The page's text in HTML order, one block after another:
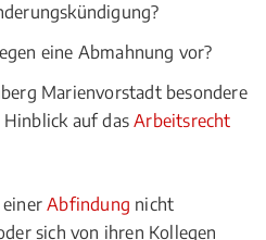
eine Abmahnung vor?
Marienvorstadt besondere
Hinblick auf dasArbeitsrecht
einerAbfindung nicht
sich von ihren Kollegen